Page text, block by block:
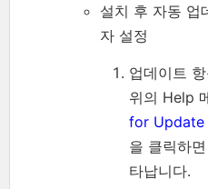
설치 후 자동 업
자 설정
업데이트
위의 Help
for Update
을 클릭하
타납니다.